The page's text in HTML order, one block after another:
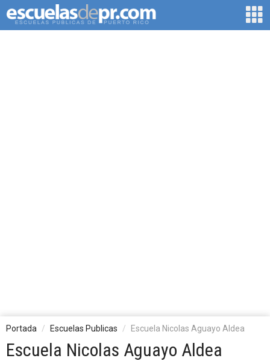
Portada Escuelas Publicas Escuela Nicolas Aguayo Aldea
Escuela Nicolas Aguayo Aldea